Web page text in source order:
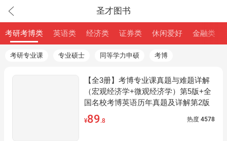
圣才图书
考研考博类 英语类 经济类 证券类 休闲爱好 金融类
考研专业课 专业硕士 同等学力申硕 考博
【全3册】考博专业课真题与难题详解
（宏观经济学+微观经济学）第5版+全
国名校考博英语历年真题及详解第2版
¥89.8 热度 4578